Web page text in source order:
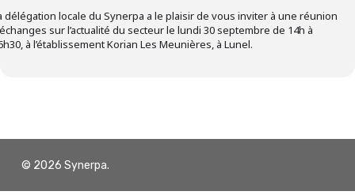
délégation locale du Synerpa a le plaisir de vous inviter à une réunion
sur l’actualité du secteur le lundi 30 septembre de 14h à
à l’établissement Korian Les Meunières, à Lunel.
© 2026 Synerpa.